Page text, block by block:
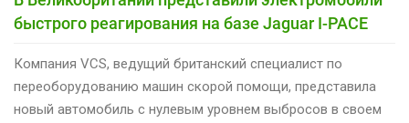
быстрого реагирования на базе Jaguar I-PACE
Компания VCS, ведущий британский специалист по
переоборудованию машин скорой помощи, представила
новый автомобиль с нулевым уровнем выбросов в своем